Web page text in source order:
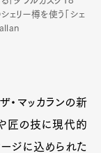
リー樽を使う「シェ
・マッカランの新
匠の技に現代的
ジに込められた